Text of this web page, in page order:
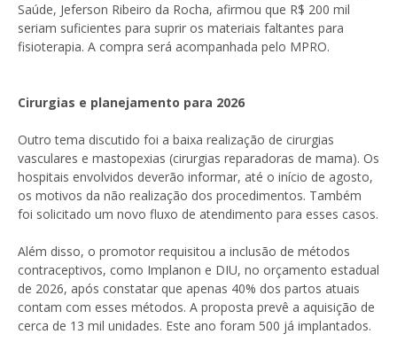
Saúde, Jeferson Ribeiro da Rocha, afirmou que R$ 200 mil
seriam suficientes para suprir os materiais faltantes para
fisioterapia. A compra será acompanhada pelo MPRO.
Cirurgias e planejamento para 2026
Outro tema discutido foi a baixa realização de cirurgias
vasculares e mastopexias (cirurgias reparadoras de mama). Os
hospitais envolvidos deverão informar, até o início de agosto,
os motivos da não realização dos procedimentos. Também
foi solicitado um novo fluxo de atendimento para esses casos.
Além disso, o promotor requisitou a inclusão de métodos
contraceptivos, como Implanon e DIU, no orçamento estadual
de 2026, após constatar que apenas 40% dos partos atuais
contam com esses métodos. A proposta prevê a aquisição de
cerca de 13 mil unidades. Este ano foram 500 já implantados.